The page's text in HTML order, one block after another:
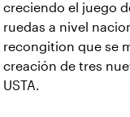
creciendo el juego
ruedas a nivel
recongition que se
creación de tres
USTA.